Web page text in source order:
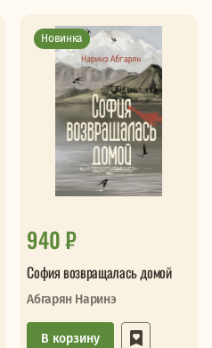
Новинка
940 ₽
София возвращалась домой
Абгарян Наринэ
В корзину